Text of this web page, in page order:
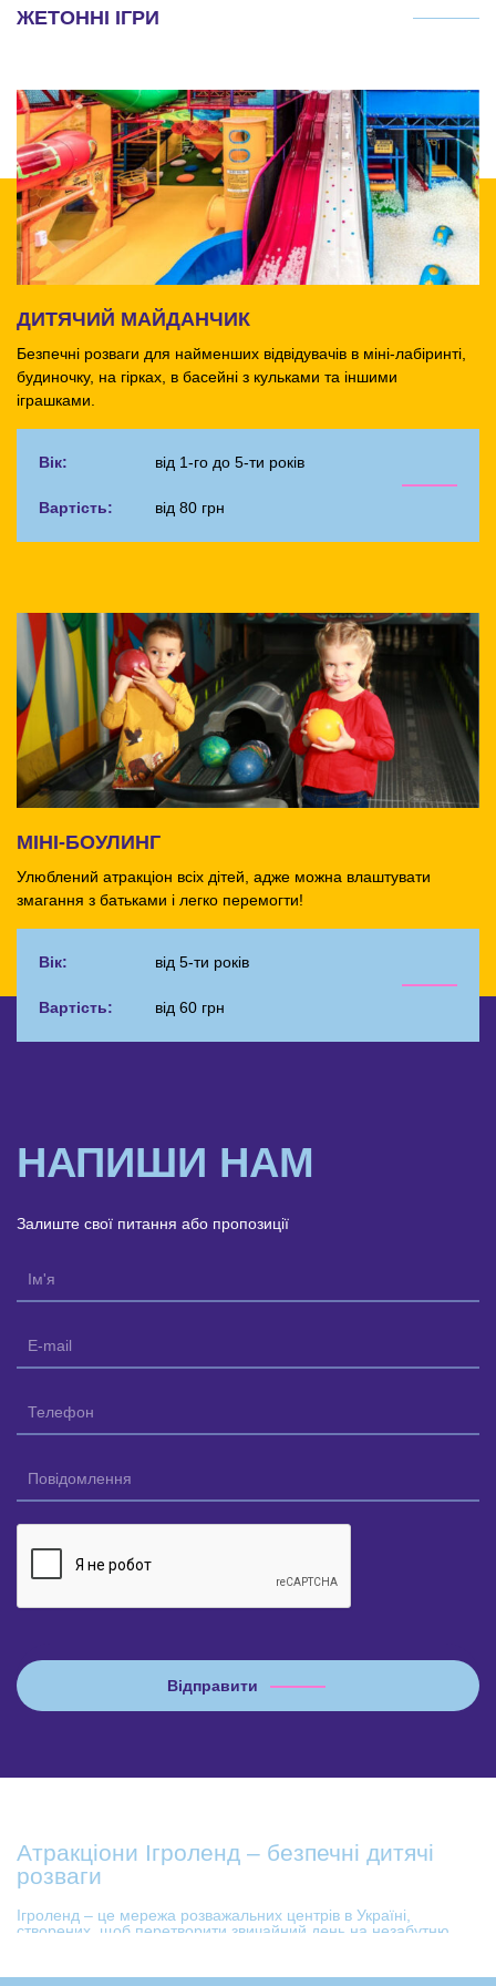
ЖЕТОННІ ІГРИ
ДИТЯЧИЙ МАЙДАНЧИК
Безпечні розваги для найменших відвідувачів в міні-лабіринті,
будиночку, на гірках, в басейні з кульками та іншими
іграшками.
Вік: від 1-го до 5-ти років
Вартість: від 80 грн
МІНІ-БОУЛИНГ
Улюблений атракціон всіх дітей, адже можна влаштувати
змагання з батьками і легко перемогти!
Вік: від 5-ти років
Вартість: від 60 грн
НАПИШИ НАМ
Залиште свої питання або пропозиції
Атракціони Ігроленд – безпечні дитячі
розваги
Ігроленд – це мережа розважальних центрів в Україні,
створених, щоб перетворити звичайний день на незабутню